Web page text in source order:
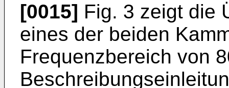
[0015] Fig. 3 zeigt die
eines der beiden
Frequenzbereich von